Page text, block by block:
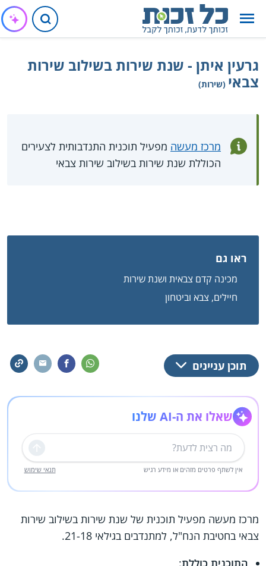
גרעין איתן - שנת שירות בשילוב שירות
צבאי (שירות)
מרכז מעשה מפעיל תוכנית התנדבותית לצעירים
הכוללת שנת שירות בשילוב שירות צבאי
ראו גם
מכינה קדם צבאית ושנת שירות
חיילים, צבא וביטחון
תוכן עניינים
שאלו את ה-AI שלנו
שליחה
אין לשתף פרטים מזהים או מידע רגיש תנאי שימוש
מרכז מעשה מפעיל תוכנית של שנת שירות בשילוב שירות
צבאי בחטיבת הנח"ל, למתנדבים בגילאי 21-18.
התוכנית כוללת: